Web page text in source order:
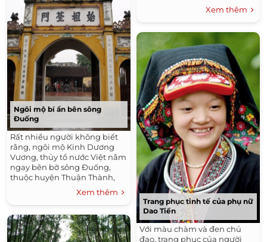
Ngôi mộ bí ẩn bên sông
Đuống
Rất nhiều người không biết
rằng, ngôi mộ Kinh Dương
Vương, thủy tổ nước Việt nằm
ngay bên bờ sông Đuống,
thuộc huyện Thuận Thành,
Xem thêm
Xem thêm
Trang phục tinh tế của phụ nữ
Dao Tiền
Với màu chàm và đen chủ
đạo, trang phục của người